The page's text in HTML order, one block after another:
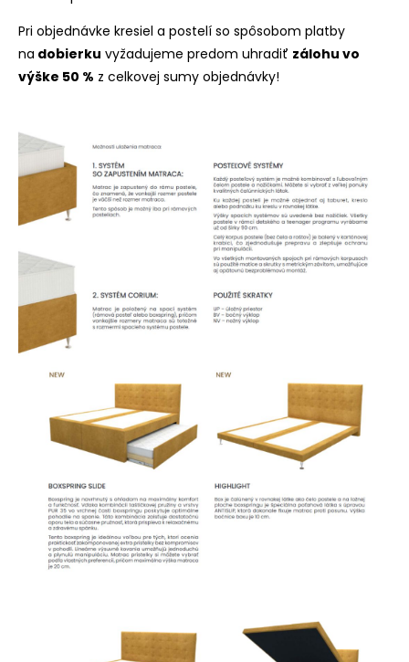
Pri objednávke kresiel a postelí so spôsobom platby
na dobierku vyžadujeme predom uhradiť zálohu vo
výške 50 % z celkovej sumy objednávky!